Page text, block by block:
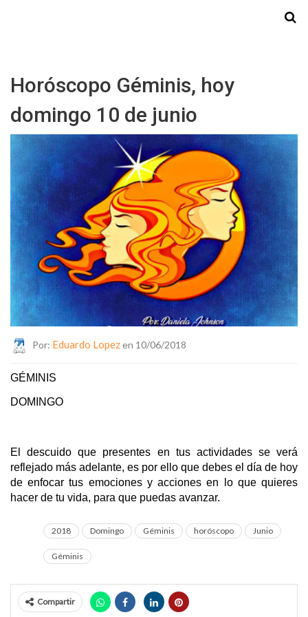
Horóscopo Géminis, hoy
domingo 10 de junio
Por: Eduardo Lopezen 10/06/2018
GÉMINIS
DOMINGO
El descuido que presentes en tus actividades se verá
reflejado más adelante, es por ello que debes el día de hoy
de enfocar tus emociones y acciones en lo que quieres
hacer de tu vida, para que puedas avanzar.
2018 Domingo Géminis horóscopo Junio
Géminis
Compartir